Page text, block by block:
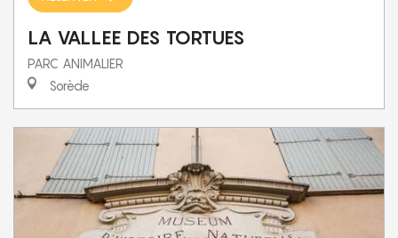
LA VALLEE DES TORTUES
PARC ANIMALIER
Sorède